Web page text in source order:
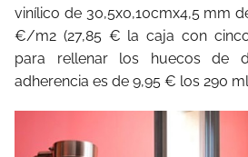
vinílico de 30,5x0,10cmx4,5 mm
€/m2 (27,85 € la caja con
para rellenar los huecos de
adherencia es de 9,95 € los 290